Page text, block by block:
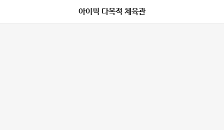
아이픽 다목적 체육관